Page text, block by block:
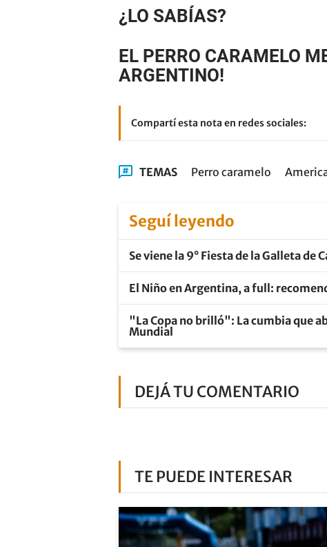
¿LO SABÍAS?
EL PERRO CARAMELO
ARGENTINO!
Compartí esta nota en redes sociales:
TEMAS Perro caramelo
Seguí leyendo
Se viene la 9° Fiesta de la Galleta de
El Niño en Argentina, a full:
"La Copa no brilló": La cumbia que
Mundial
DEJÁ TU COMENTARIO
TE PUEDE INTERESAR